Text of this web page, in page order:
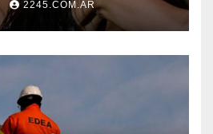
2245.COM.AR